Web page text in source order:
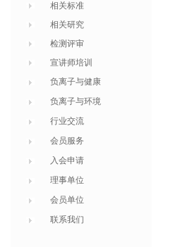
相关标准
相关研究
检测评审
宣讲师培训
负离子与健康
负离子与环境
行业交流
会员服务
入会申请
理事单位
会员单位
联系我们